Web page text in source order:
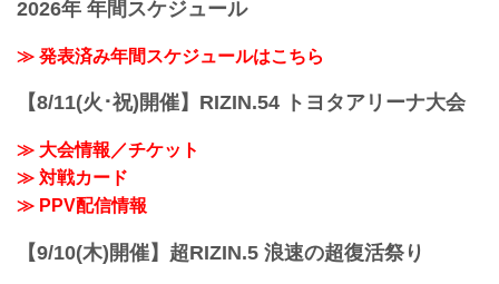
イブ配信中に寄せられたコメントを選手
大会を間近に控えた選手たちの練習風
チェックしよう！
日時
開始
22:30～23:00
※試合内容、イベント進行によって終了
宮線・高崎線）「さいたま新都心」駅か
ら徒歩3分
2026年 年間スケジュール
≫ 発表済み年間スケジュールはこちら
【8/11(火･祝)開催】RIZIN.54 トヨタアリーナ大会
≫ 大会情報／チケット
≫ 対戦カード
≫ PPV配信情報
【9/10(木)開催】超RIZIN.5 浪速の超復活祭り